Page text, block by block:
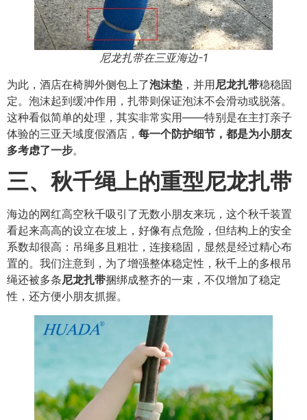
尼龙扎带在三亚海边-1
为此，酒店在椅脚外侧包上了泡沫垫 ，并用尼龙扎带稳稳固
定。泡沫起到缓冲作用，扎带则保证泡沫不会滑动或脱落。
这种看似简单的处理，其实非常实用——特别是在主打亲子
体验的三亚天域度假酒店， 每一个防护细节，都是为小朋友
多考虑了一步。
三、秋千绳上的重型尼龙扎带
海边的网红高空秋千吸引了无数小朋友来玩，这个秋千装置
看起来高高的设立在坡上，好像有点危险，但结构上的安全
系数却很高：吊绳多且粗壮，连接稳固，显然是经过精心布
置的。我们注意到，为了增强整体稳定性，秋千上的多根吊
绳还被多条尼龙扎带捆绑成整齐的一束，不仅增加了稳定
性，还方便小朋友抓握。